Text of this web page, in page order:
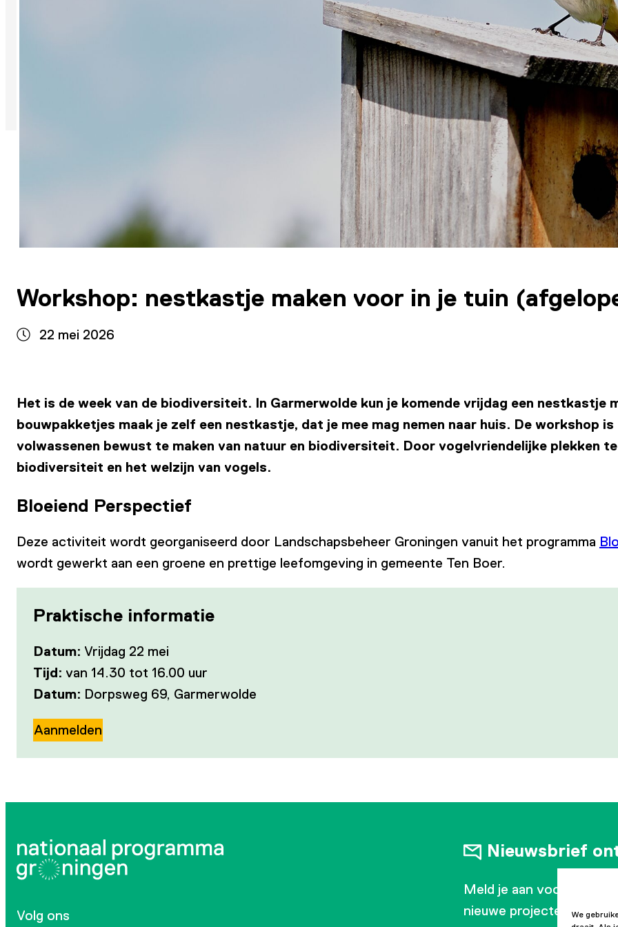
We
Workshop: nestkastje maken voor in je tuin
22 mei 2026
Het is de week van de biodiversiteit. In Garmerwolde kun je komende vrijdag een nestkastje
bouwpakketjes maak je zelf een nestkastje, dat je mee mag nemen naar huis. De workshop is
volwassenen bewust te maken van natuur en biodiversiteit. Door vogelvriendelijke plekken
biodiversiteit en het welzijn van vogels.
Bloeiend Perspectief
Deze activiteit wordt georganiseerd door Landschapsbeheer Groningen vanuit het programma
wordt gewerkt aan een groene en prettige leefomgeving in gemeente Ten Boer.
Praktische informatie
Datum: Vrijdag 22 mei
Tijd: van 14.30 tot 16.00 uur
Datum: Dorpsweg 69, Garmerwolde
Aanmelden
Volg ons
Nieuwsbrief
Meld je aan voor onze
nieuwe projecten en